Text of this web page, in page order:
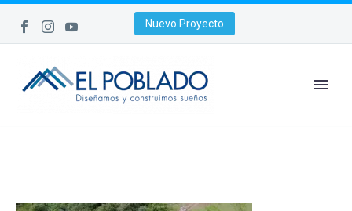
Nuevo Proyecto